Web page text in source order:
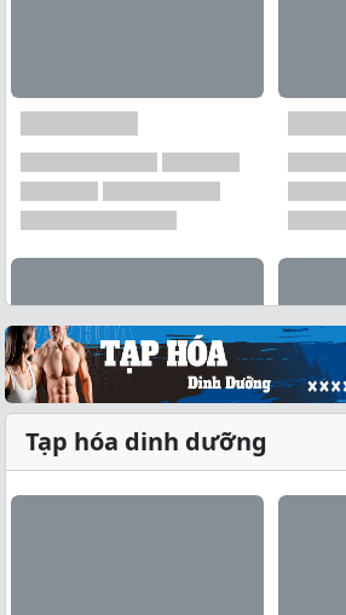
Xem tất cả →
Tạp hóa dinh dưỡng